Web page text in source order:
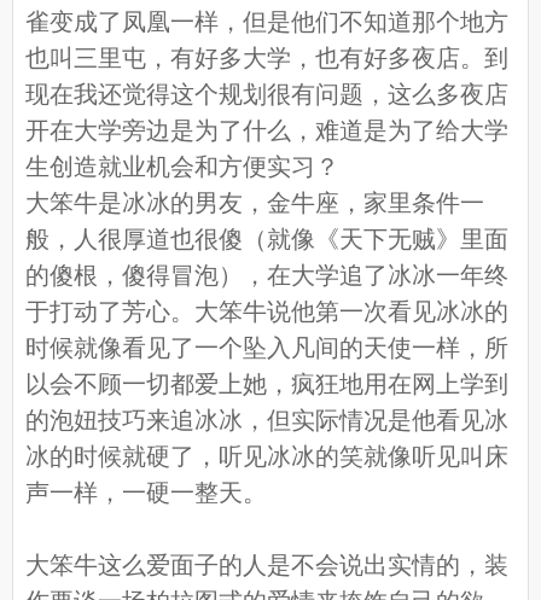
雀变成了凤凰一样，但是他们不知道那个地方
也叫三里屯，有好多大学，也有好多夜店。到
现在我还觉得这个规划很有问题，这么多夜店
开在大学旁边是为了什么，难道是为了给大学
生创造就业机会和方便实习？
大笨牛是冰冰的男友，金牛座，家里条件一
般，人很厚道也很傻（就像《天下无贼》里面
的傻根，傻得冒泡），在大学追了冰冰一年终
于打动了芳心。大笨牛说他第一次看见冰冰的
时候就像看见了一个坠入凡间的天使一样，所
以会不顾一切都爱上她，疯狂地用在网上学到
的泡妞技巧来追冰冰，但实际情况是他看见冰
冰的时候就硬了，听见冰冰的笑就像听见叫床
声一样，一硬一整天。
大笨牛这么爱面子的人是不会说出实情的，装